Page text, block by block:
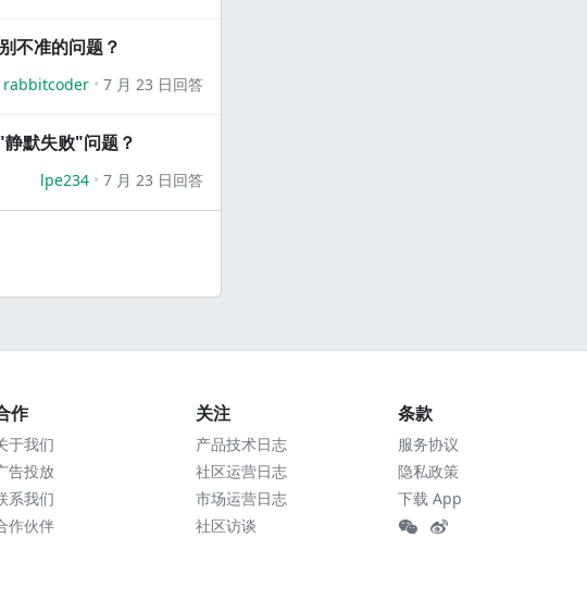
不准的问题？
rabbitcoder 7 月 23 日回答
默失败"问题？
lpe234 7 月 23 日回答
作
于我们
告投放
系我们
作伙伴
关注
产品技术日志
社区运营日志
市场运营日志
社区访谈
条款
服务协议
隐私政策
下载 App